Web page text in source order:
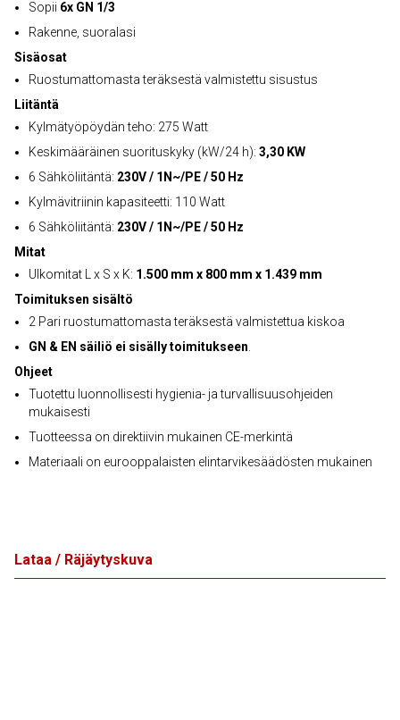
Sopii 6x GN 1/3
Rakenne, suoralasi
Sisäosat
Ruostumattomasta teräksestä valmistettu sisustus
Liitäntä
Kylmätyöpöydän teho: 275 Watt
Keskimääräinen suorituskyky (kW/24 h): 3,30 KW
6 Sähköliitäntä: 230V / 1N~/PE / 50 Hz
Kylmävitriinin kapasiteetti: 110 Watt
6 Sähköliitäntä: 230V / 1N~/PE / 50 Hz
Mitat
Ulkomitat L x S x K: 1.500 mm x 800 mm x 1.439 mm
Toimituksen sisältö
2 Pari ruostumattomasta teräksestä valmistettua kiskoa
GN & EN säiliö ei sisälly toimitukseen
Ohjeet
Tuotettu luonnollisesti hygienia- ja turvallisuusohjeiden
mukaisesti
Tuotteessa on direktiivin mukainen CE-merkintä
Materiaali on eurooppalaisten elintarvikesäädösten mukainen
Lataa / Räjäytyskuva